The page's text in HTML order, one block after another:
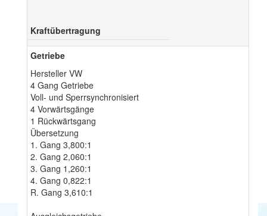
Kraftübertragung
Getriebe
Hersteller VW
4 Gang Getriebe
Voll- und Sperrsynchronisiert
4 Vorwärtsgänge
1 Rückwärtsgang
Übersetzung
1. Gang 3,800:1
2. Gang 2,060:1
3. Gang 1,260:1
4. Gang 0,822:1
R. Gang 3,610:1